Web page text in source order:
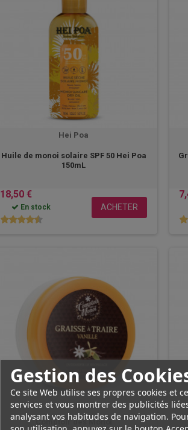
Gestion des
Ce site Web utilise ses propres cookies et
services et vous montrer des publicités
analysant vos habitudes de navigation.
Hei Poa
Huile de monoi solaire SPF 50 Hei Poa
150mL
18,50 €
En stock ACHETER
Comptoir des Monoï